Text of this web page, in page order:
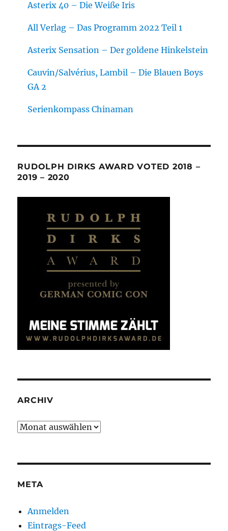
Asterix 40 – Die Weiße Iris
All Verlag – Das Programm 2022 Teil 1
Asterix Sensation – Der goldene Hinkelstein
Cauvin/Salvérius, Lambil – Die Blauen Boys
GA 2
Serienkompass Chinaman
RUDOLPH DIRKS AWARD VOTED 2018 –
2019 – 2020
ARCHIV
Archiv
META
Anmelden
Eintrags-Feed